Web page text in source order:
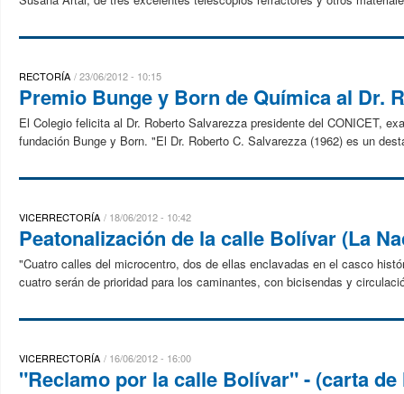
RECTORÍA 23/06/2012 - 10:15
Premio Bunge y Born de Química al Dr.
El Colegio felicita al Dr. Roberto Salvarezza presidente del CONICET,
fundación Bunge y Born. "El Dr. Roberto C. Salvarezza (1962) es un
VICERRECTORÍA 18/06/2012 - 10:42
Peatonalización de la calle Bolívar (La
"Cuatro calles del microcentro, dos de ellas enclavadas en el casco
cuatro serán de prioridad para los caminantes, con bicisendas y
VICERRECTORÍA 16/06/2012 - 16:00
"Reclamo por la calle Bolívar" - (carta de